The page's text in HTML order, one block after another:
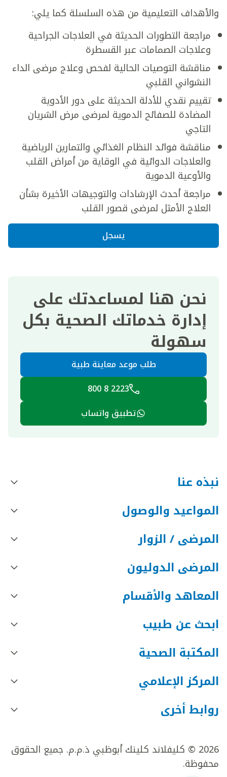
والأهداف التعليمية من هذه السلسلة كما يلي:
مراجعة التطورات الحديثة في العلاجات الجراحية
وعلاجات الصمامات عبر القسطرة
مناقشة التوصيات الحالية لفحص وعلاج مرضى الداء
النشواني القلبي
تقييم نقدي للأدلة الحديثة على دور الأدوية
المضادة للصفائح الدموية لمرضى مرض الشريان
التاجي
مناقشة فوائد النظام الغذائي والتمارين الرياضية
والعلاجات الدوائية في الوقاية من أمراض القلب
والأوعية الدموية
مراجعة أحدث الإرشادات والتوجيهات الأخيرة بشأن
العلاج الأمثل لمرضى قصور القلب
يسجل
نحن هنا لمساعدتك على
إدارة خدماتك الصحية بكل
سهولة
طلب موعد معاينة طبية
2223 8 800
تطبيق واتساب
نبذه عنا
المواعيد والوصول
المرضى / الزوار
المرضى الدوليون
المعاهد والأقسام
ابحث عن طبيب
المكتبة الصحية
المركز الإعلامي
روابط أخرى
2026 © كليفلاند كلينك أبوظبي ذ.م.م. جميع الحقوق
محفوظة.